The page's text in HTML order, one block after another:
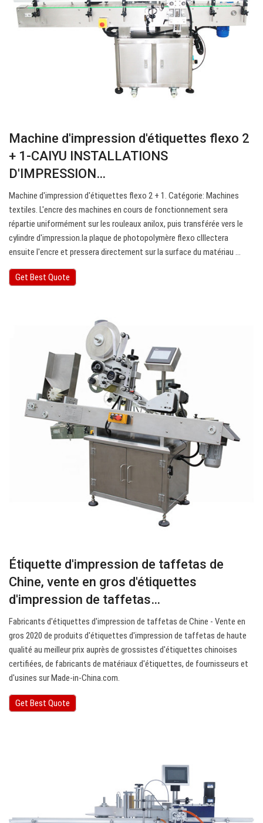
Machine d'impression d'étiquettes flexo 2
+ 1-CAIYU INSTALLATIONS
D'IMPRESSION…
Machine d'impression d'étiquettes flexo 2 + 1. Catégorie: Machines
textiles. L'encre des machines en cours de fonctionnement sera
répartie uniformément sur les rouleaux anilox, puis transférée vers le
cylindre d'impression.la plaque de photopolymère flexo clllectera
ensuite l'encre et pressera directement sur la surface du matériau ...
Get Best Quote
Étiquette d'impression de taffetas de
Chine, vente en gros d'étiquettes
d'impression de taffetas…
Fabricants d'étiquettes d'impression de taffetas de Chine - Vente en
gros 2020 de produits d'étiquettes d'impression de taffetas de haute
qualité au meilleur prix auprès de grossistes d'étiquettes chinoises
certifiées, de fabricants de matériaux d'étiquettes, de fournisseurs et
d'usines sur Made-in-China.com.
Get Best Quote